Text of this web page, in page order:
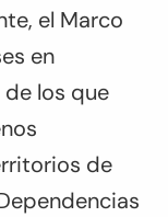
, el Marco
en
los que
de